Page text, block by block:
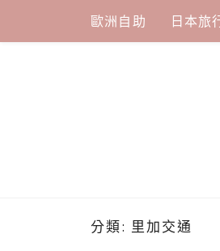
content
歐洲自助 日本旅
分類: 里加交通